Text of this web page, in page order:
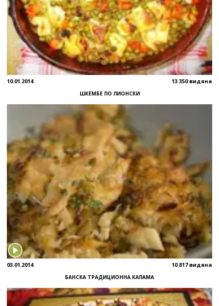
10.01.2014 13 350 видяна
ШКЕМБЕ ПО ЛИОНСКИ
03.01.2014 10 817 видяна
БАНСКА ТРАДИЦИОННА КАПАМА